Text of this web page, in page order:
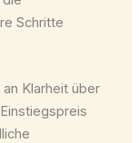
Schritte
Klarheit über